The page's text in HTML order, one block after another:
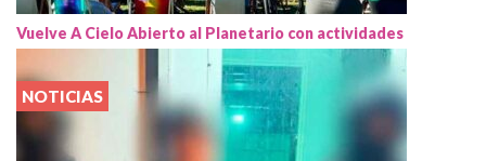
Vuelve A Cielo Abierto al Planetario con actividades
NOTICIAS